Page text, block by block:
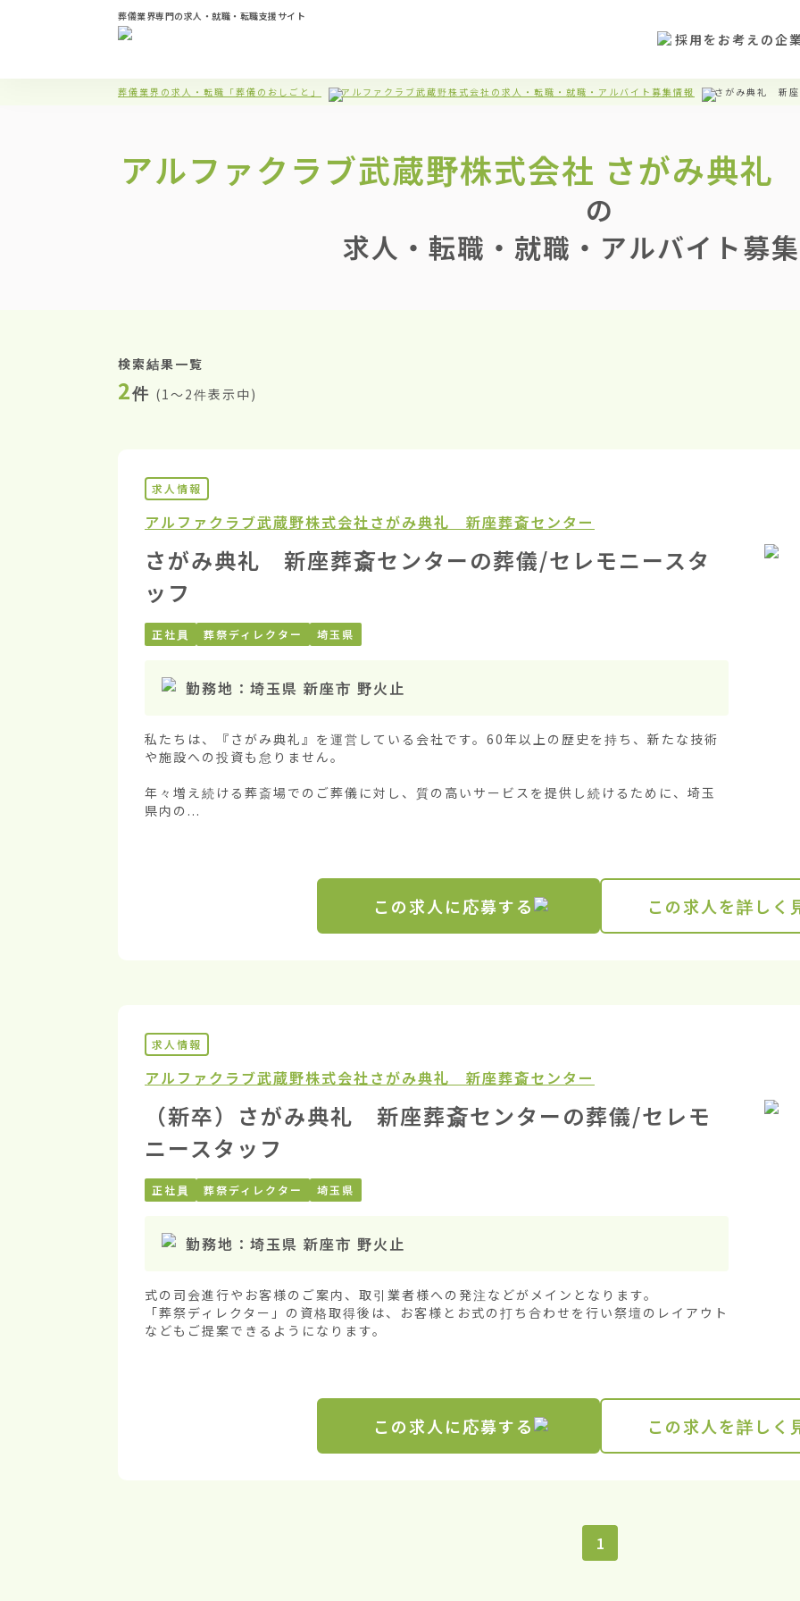
葬儀業界専門の求人・就職・転職支援サイト
採用をお考えの企
葬儀業界の求人・転職「葬儀のおしごと」 アルファクラブ武蔵野株式会社の求人・転職・就職・アルバイト募集情報 さがみ典礼 新座
アルファクラブ武蔵野株式会社 さがみ典礼
の
求人・転職・就職・アルバイト募
検索結果一覧
2件 (1〜2件表示中)
求人情報
アルファクラブ武蔵野株式会社さがみ典礼 新座葬斎センター
さがみ典礼 新座葬斎センターの葬儀/セレモニースタ
ッフ
正社員 葬祭ディレクター 埼玉県
勤務地： 埼玉県 新座市 野火止
私たちは、『さがみ典礼』を運営している会社です。60年以上の歴史を持ち、新たな技術
や施設への投資も怠りません。
年々増え続ける葬斎場でのご葬儀に対し、質の高いサービスを提供し続けるために、埼玉
県内の...
この求人に応募する この求人を詳しく
求人情報
アルファクラブ武蔵野株式会社さがみ典礼 新座葬斎センター
（新卒）さがみ典礼 新座葬斎センターの葬儀/セレモ
ニースタッフ
正社員 葬祭ディレクター 埼玉県
勤務地： 埼玉県 新座市 野火止
式の司会進行やお客様のご案内、取引業者様への発注などがメインとなります。
「葬祭ディレクター」の資格取得後は、お客様とお式の打ち合わせを行い祭壇のレイアウト
などもご提案できるようになります。
この求人に応募する この求人を詳しく
1